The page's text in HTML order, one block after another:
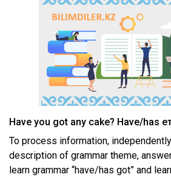
Have you got any cake? Have/has
To process information,
description of grammar theme,
learn grammar “have/has got” and